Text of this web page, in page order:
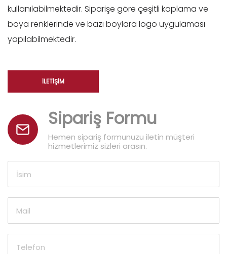
kullanılabilmektedir. Siparişe göre çeşitli kaplama ve
boya renklerinde ve bazı boylara logo uygulaması
yapılabilmektedir.
İLETIŞIM
Sipariş Formu
Hemen sipariş formunuzu iletin müşteri
hizmetlerimiz sizleri arasın.